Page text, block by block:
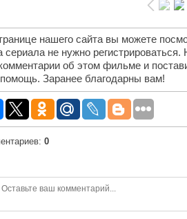
нашего сайта вы можете
сериала не нужно
об этом фильме и
Заранее благодарны вам!
: 0